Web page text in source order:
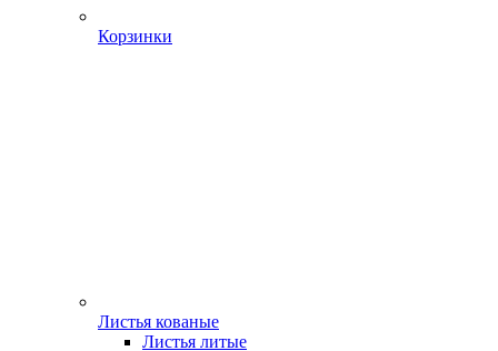
Корзинки
Листья кованые
Листья литые